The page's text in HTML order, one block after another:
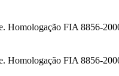
Homologação FIA 8856-
Homologação FIA 8856-